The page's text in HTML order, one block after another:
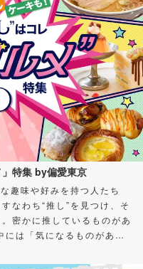
特集 by偏愛東京
趣味や好みを持つ人たち
なわち“推し”を見つけ、そ
密かに推しているものがあ
は「気になるものがある
ません。 そこで今回、さ